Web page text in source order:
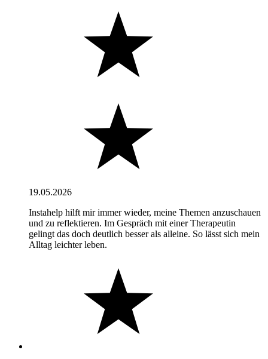
19.05.2026
Instahelp hilft mir immer wieder, meine Themen anzuschauen
und zu reflektieren. Im Gespräch mit einer Therapeutin
gelingt das doch deutlich besser als alleine. So lässt sich mein
Alltag leichter leben.